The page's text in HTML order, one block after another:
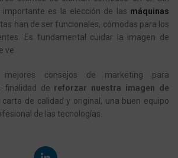
es la elección de las máquinas
han de ser funcionales, cómodas para los
Es fundamental cuidar la imagen de
ve.
mejores consejos de marketing para
finalidad de reforzar nuestra imagen de
carta de calidad y original, una buen equipo
de las tecnologías.